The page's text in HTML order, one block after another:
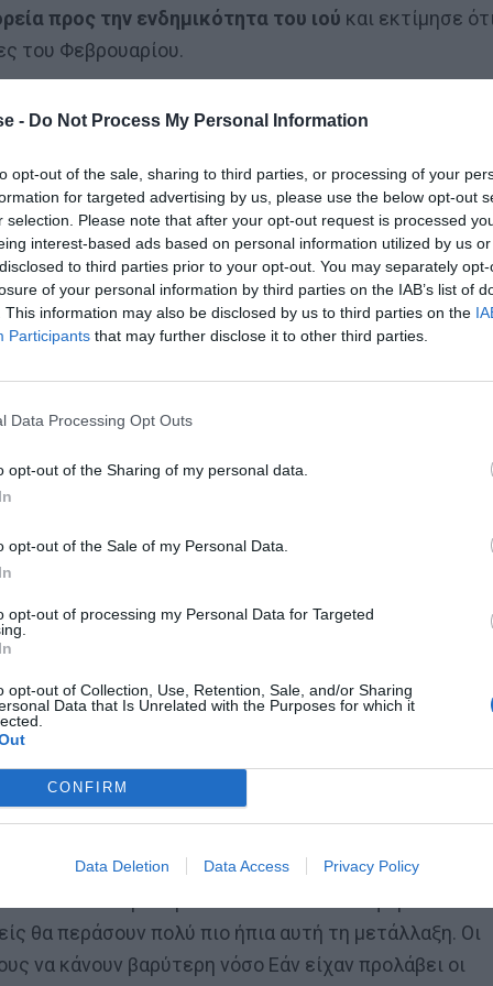
- Do Not Process My Personal Information
opt-out of the sale, sharing to third parties, or processing of your
for targeted advertising by us, please use the below opt-out
selection. Please note that after your opt-out request is processed
interest-based ads based on personal information utilized by us
to third parties prior to your opt-out. You may separately
of your personal information by third parties on the IAB’s list of
This information may also be disclosed by us to third parties on the
Participants that may further disclose it to other third parties.
Data Processing Opt Outs
opt-out of the Sharing of my personal data.
opt-out of the Sale of my Personal Data.
opt-out of processing my Personal Data for Targeted
opt-out of Collection, Use, Retention, Sale, and/or Sharing
Data that Is Unrelated with the Purposes for which it
CONFIRM
Data Deletion Data Access Privacy Policy
προς την ενδημικότητα του ιού και εκτίμησε
του Φεβρουαρίου.
της Όμικρον, βλέποντας και την πορεία του στη
μεν, όμως δεν κρατά πολύ. «Η Όμικρον μπορεί να
προς την ενδημικότητα.Αυτό που θα γίνει είναι
Δηλαδή οι άνθρωποι που έμπαιναν στο
χρόνια αναπνευστική πνευμονοπάθεια, καρδιακή
περνούσαν δύσκολα και κάποιοι δυστυχώς
ότι η Όμικρον θα πάει έτσι τον Ιανουάριο ίσως και
ο καθηγητής.
Ετιέν Καμαρά
πρέπει να μετράμε τον αριθμό των μολύνσεων,
τεστ περισσότερα. «Θα έχουμε χιλιάδες
της Όμικρον.Πολλοί άνθρωποι που έχουν
θετικό, με συνέπεια να ανακοινώνονται πάρα
και τους ανεμβολίαστους ο κ.
ενώ η νόσος είναι ήπια και στους
ότι το πρόβλημα είναι ότι έχουμε πολλούς
θα περάσουν πολύ πιο ήπια αυτή τη μετάλλαξη. Οι
να κάνουν βαρύτερη νόσο Εάν είχαν προλάβει οι